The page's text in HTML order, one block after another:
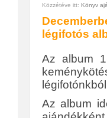
Közzétéve itt: Könyv
légifotós
Az album
Az album